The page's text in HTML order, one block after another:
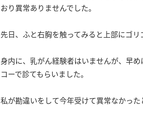
おり異常ありませんでした。
先日、ふと右胸を触ってみると上部にゴ
身内に、乳がん経験者はいませんが、早
コーで診てもらいました。
私が勘違いをして今年受けて異常なかった